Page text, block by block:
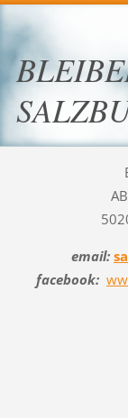
email:
facebook: